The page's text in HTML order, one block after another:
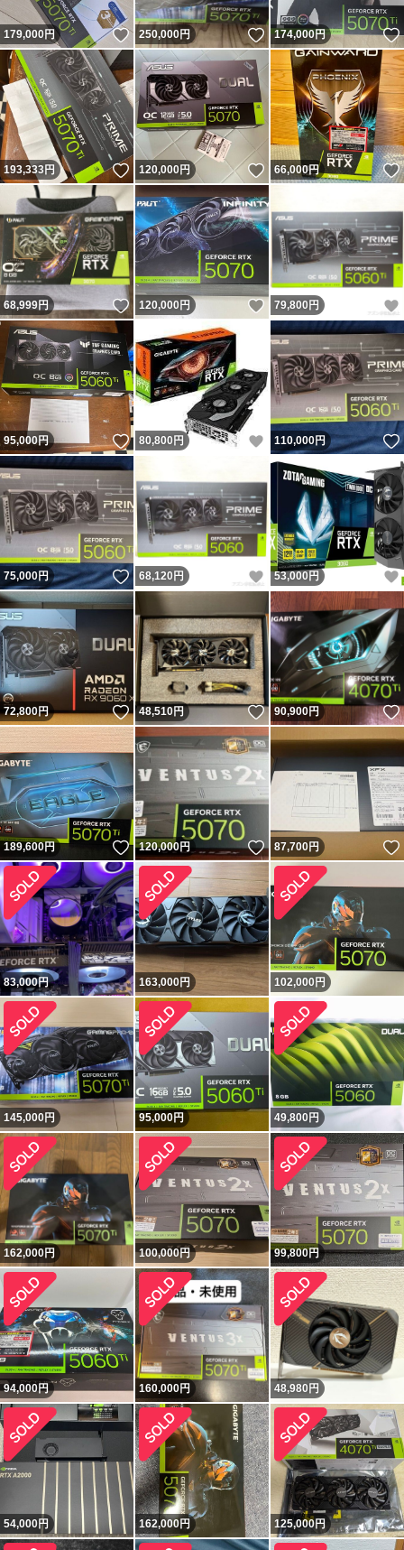
179,000円 いいね！
250,000円 いいね！
174,000円
193,333円 いいね！
120,000円 いいね！
66,000円
68,999円 いいね！
120,000 円 いいね！
79,800 円
95,000円 いいね！
80,800 円 いいね！
110,000円
75,000円 いいね！
68,120 円 いいね！
53,000 円
72,800円 いいね！
48,510円 いいね！
90,900円
189,600円 いいね！
120,000円 いいね！
87,700円
83,000円 163,000円 102,000円
145,000円 95,000円 49,800円
162,000円 100,000円 99,800円
94,000円 160,000円 48,980 円
54,000円 162,000円 125,000円